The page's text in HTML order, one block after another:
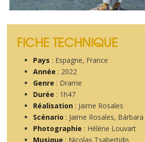
FICHE TECHNIQUE
Pays : Espagne, France
Année : 2022
Genre : Drame
Durée : 1h47
Réalisation: Jaime Rosales
Scénario : Jaime Rosales,
Photographie : Hélène Louvart
Musique : Nicolas Tsabertidis